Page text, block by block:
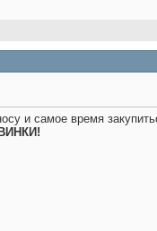
и самое время